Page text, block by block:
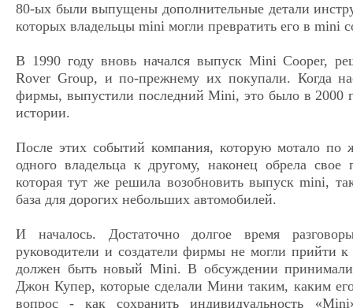
80-ых были выпущены дополнительные детали
которых владельцы mini могли превратить его в mini
В 1990 году вновь начался выпуск Mini Cooper,
Rover Group, и по-прежнему их покупали. Когда
фирмы, выпустили последний Mini, это было в 2000
истории.
После этих событий компания, которую мотало по
одного владельца к другому, наконец обрела
которая тут же решила возобновить выпуск mini,
база для дорогих небольших автомобилей.
И началось. Достаточно долгое время
руководители и создатели фирмы не могли прийти
должен быть новый Mini. В обсуждении
Джон Купер, которые сделали Мини таким, каким
вопрос - как сохранить индивидуальность